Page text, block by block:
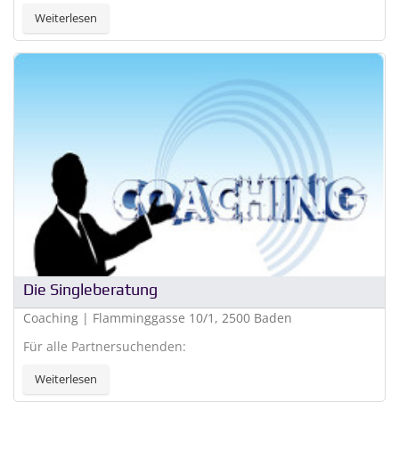
Weiterlesen
Die Singleberatung
Coaching | Flamminggasse 10/1, 2500 Baden
Für alle Partnersuchenden:
Weiterlesen